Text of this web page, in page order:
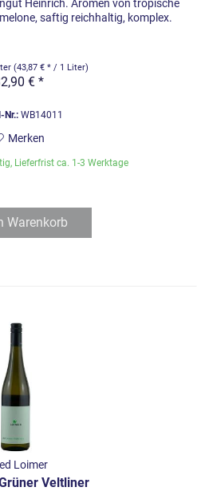
Heinrich. Aromen von tropische
saftig reichhaltig, komplex.
(43,87 € * / 1 Liter)
€ *
Nr.: WB14011
Merken
Lieferfrist ca. 1-3 Werktage
Warenkorb
Loimer
Veltliner